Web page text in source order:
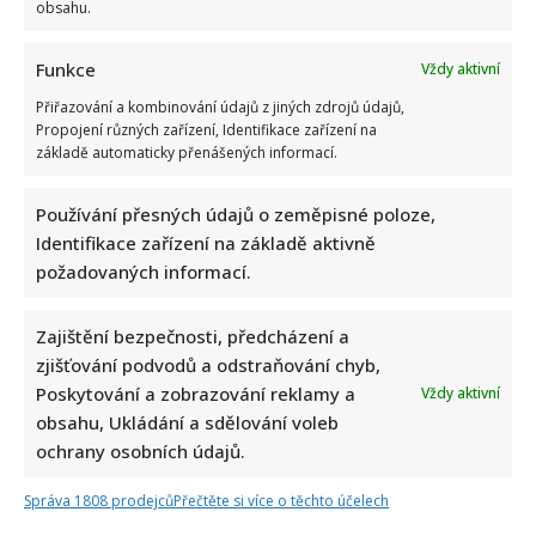
obsahu.
Funkce
Vždy aktivní
Přiřazování a kombinování údajů z jiných zdrojů údajů,
Propojení různých zařízení, Identifikace zařízení na
základě automaticky přenášených informací.
Používání přesných údajů o zeměpisné poloze,
Identifikace zařízení na základě aktivně
požadovaných informací.
Zajištění bezpečnosti, předcházení a
zjišťování podvodů a odstraňování chyb,
Poskytování a zobrazování reklamy a
obsahu, Ukládání a sdělování voleb
ochrany osobních údajů.
Vždy aktivní
Správa 1808 prodejcůPřečtěte si více o těchto účelech
Kotvald
která
by
mu
z
oka
ho
doprovází
na
nemanželskou dceru. Její matka se však nevzdává
František Zahradníček 1. 9. 2025
Je úspěšný ve své profesi a několik let je také šťastně
ženatý. Přesto Martinu Čermákovi nedávají spát...
more
about